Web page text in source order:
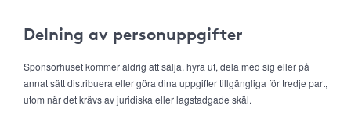
Delning av personuppgifter
Sponsorhuset kommer aldrig att sälja, hyra ut, dela med sig eller på
annat sätt distribuera eller göra dina uppgifter tillgängliga för tredje part,
utom när det krävs av juridiska eller lagstadgade skäl.